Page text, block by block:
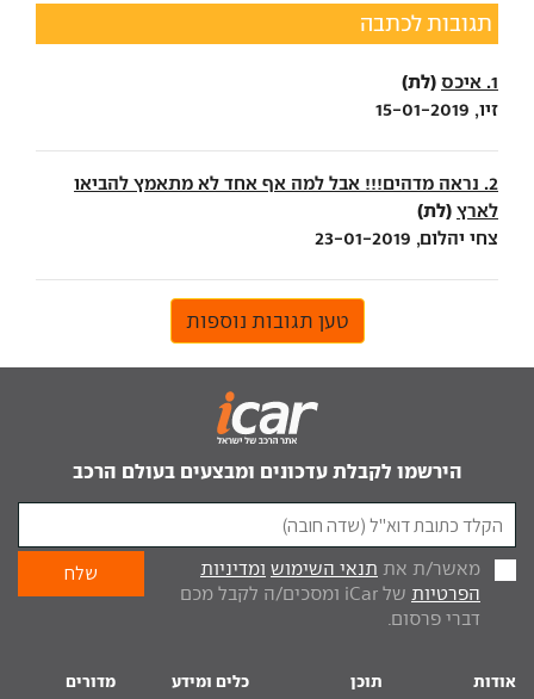
תגובות לכתבה
1. איכס (לת)
זיו, 15-01-2019
2. נראה מדהים!!! אבל למה אף אחד לא מתאמץ להביאו
לארץ (לת)
צחי יהלום, 23-01-2019
טען תגובות נוספות
הירשמו לקבלת עדכונים ומבצעים בעולם הרכב
מאשר/ת את תנאי השימוש ומדיניות
הפרטיות
של iCar ומסכים/ה לקבל מכם
דברי פרסום.
אודות תוכן כלים ומידע מדורים